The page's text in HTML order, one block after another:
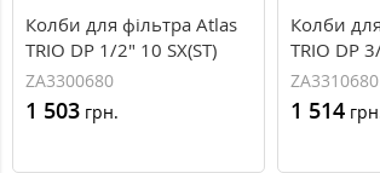
Колби для фільтра Atlas
TRIO DP 1/2" 10 SX(ST)
ZA3300680
1 503 грн.
Колби
TRIO DP
ZA3310680
1 514